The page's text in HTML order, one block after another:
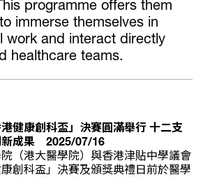
programme offers them
immerse themselves in
work and interact directly
healthcare teams.
健康創科盃」決賽圓滿舉行 十二支
新成果 2025/07/16
（港大醫學院）與香港津貼中學議會
創科盃」決賽及頒獎典禮日前於醫學